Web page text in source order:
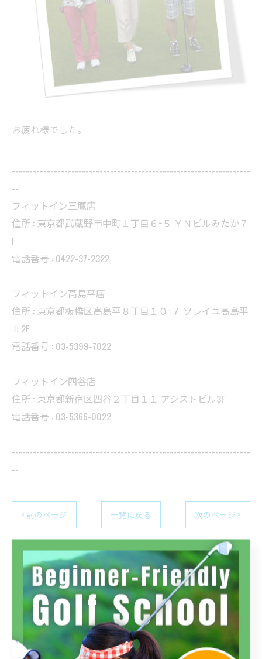
お疲れ様でした。
--------------------------------------------------------------------
--
フィットイン三鷹店
住所 : 東京都武蔵野市中町１丁目６−５ ＹＮビルみたか７
F
電話番号 : 0422-37-2322
フィットイン高島平店
住所 : 東京都板橋区高島平８丁目１０−７ ソレイユ高島平
Ⅱ2F
電話番号 : 03-5399-7022
フィットイン四谷店
住所 : 東京都新宿区四谷２丁目１１ アシストビル3F
電話番号 : 03-5366-0022
--------------------------------------------------------------------
--
< 前のページ 一覧に戻る 次のページ >